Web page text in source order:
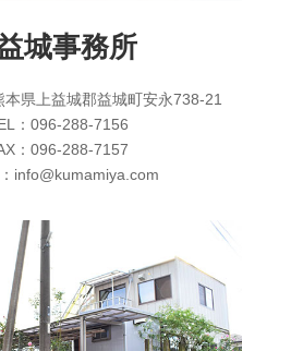
城事務所
県上益城郡益城町安永738-21
：096-288-7156
：096-288-7157
info@kumamiya.com